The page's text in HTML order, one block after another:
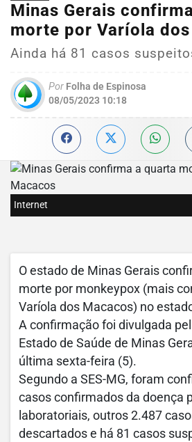
Minas Gerais
morte por Varíola
Ainda há 81 casos
Por Folha de Espinosa
08/05/2023 10:18
Internet
O estado de Minas Gerais
morte por monkeypox (mais
Varíola dos Macacos) no
A confirmação foi divulgada
Estado de Saúde de Minas
última sexta-feira (5).
Segundo a SES-MG, foram
casos confirmados da doença
laboratoriais, outros 2.487
descartados e há 81 casos